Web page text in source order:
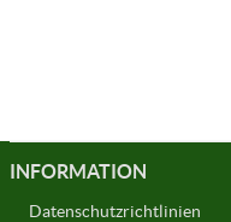
INFORMATION
Datenschutzrichtlinien